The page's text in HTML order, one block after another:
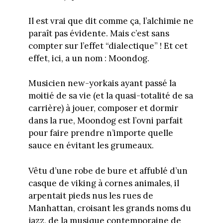
Il est vrai que dit comme ça, l’alchimie ne
paraît pas évidente. Mais c’est sans
compter sur l’effet “dialectique” ! Et cet
effet, ici, a un nom : Moondog.
Musicien new-yorkais ayant passé la
moitié de sa vie (et la quasi-totalité de sa
carrière) à jouer, composer et dormir
dans la rue, Moondog est l’ovni parfait
pour faire prendre n’importe quelle
sauce en évitant les grumeaux.
Vêtu d’une robe de bure et affublé d’un
casque de viking à cornes animales, il
arpentait pieds nus les rues de
Manhattan, croisant les grands noms du
jazz, de la musique contemporaine de